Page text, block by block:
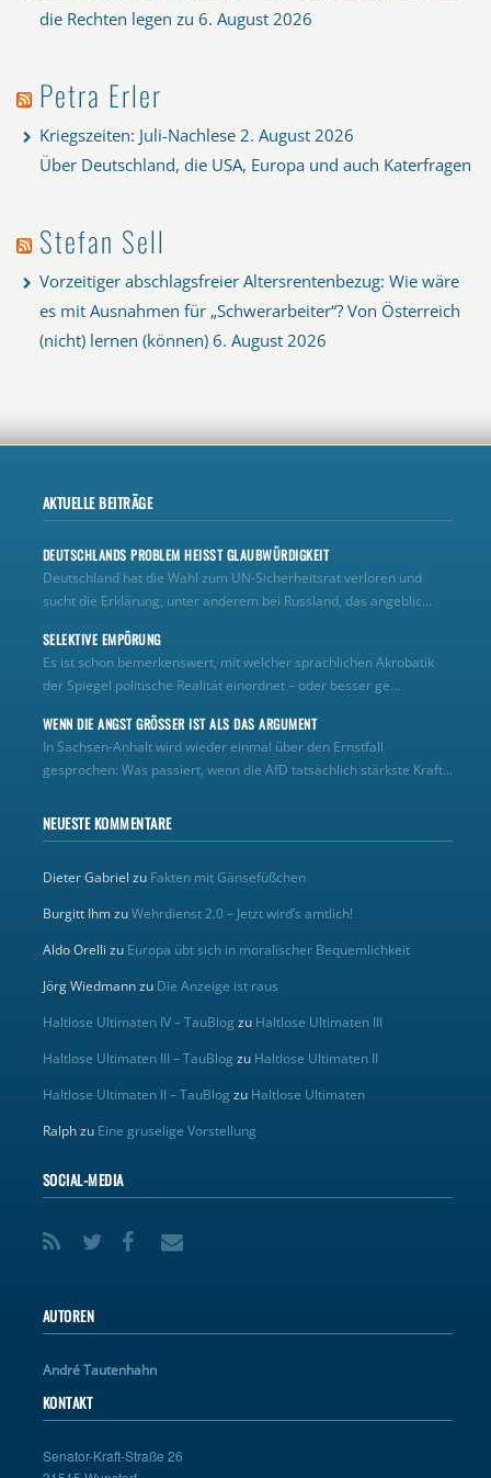
die Rechten legen zu 6. August 2026
Petra Erler
Kriegszeiten: Juli-Nachlese 2. August 2026
Über Deutschland, die USA, Europa und auch Katerfragen
Stefan Sell
Vorzeitiger abschlagsfreier Altersrentenbezug: Wie wäre
es mit Ausnahmen für „Schwerarbeiter“? Von Österreich
(nicht) lernen (können) 6. August 2026
AKTUELLE BEITRÄGE
DEUTSCHLANDS PROBLEM HEISST GLAUBWÜRDIGKEIT
Deutschland hat die Wahl zum UN‑Sicherheitsrat verloren und
sucht die Erklärung, unter anderem bei Russland, das angeblic...
SELEKTIVE EMPÖRUNG
Es ist schon bemerkenswert, mit welcher sprachlichen Akrobatik
der Spiegel politische Realität einordnet – oder besser ge...
WENN DIE ANGST GRÖSSER IST ALS DAS ARGUMENT
In Sachsen-Anhalt wird wieder einmal über den Ernstfall
gesprochen: Was passiert, wenn die AfD tatsächlich stärkste Kraft...
NEUESTE KOMMENTARE
Dieter Gabriel zu Fakten mit Gänsefüßchen
Burgitt IhmzuWehrdienst 2.0 – Jetzt wird’s amtlich!
Aldo Orelli zu Europa übt sich in moralischer Bequemlichkeit
Jörg Wiedmannzu Die Anzeige ist raus
Haltlose Ultimaten IV – TauBlog zu Haltlose Ultimaten III
Haltlose Ultimaten III – TauBlog zu Haltlose Ultimaten II
Haltlose Ultimaten II – TauBlog zu Haltlose Ultimaten
Ralphzu Eine gruselige Vorstellung
SOCIAL-MEDIA
AUTOREN
André Tautenhahn
KONTAKT
Senator-Kraft-Straße 26